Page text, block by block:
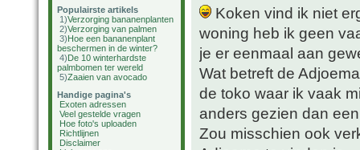
Populairste artikels
1)Verzorging bananenplanten
2)Verzorging van palmen
3)Hoe een bananenplant
beschermen in de winter?
4)De 10 winterhardste
palmbomen ter wereld
5)Zaaien van avocado
Handige pagina's
Exoten adressen
Veel gestelde vragen
Hoe foto's uploaden
Richtlijnen
Disclaimer
Koken vind ik niet
woning heb ik geen
je er eenmaal aan
Wat betreft de
de toko waar ik vaak
anders gezien dan
Zou misschien ook